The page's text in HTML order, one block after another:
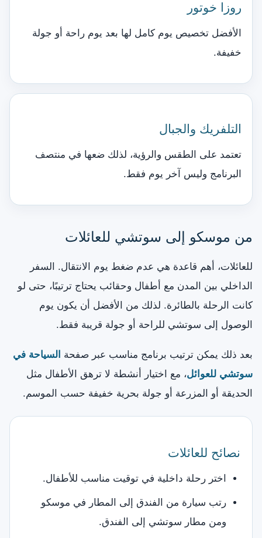
روزا خوتور
الأفضل تخصيص يوم كامل لها بعد يوم راحة أو جولة
خفيفة.
التلفريك والجبال
تعتمد على الطقس والرؤية، لذلك ضعها في منتصف
البرنامج وليس آخر يوم فقط.
من موسكو إلى سوتشي للعائلات
للعائلات، أهم قاعدة هي عدم ضغط يوم الانتقال. السفر
الداخلي بين المدن مع أطفال وحقائب يحتاج ترتيبًا، حتى لو
كانت الرحلة بالطائرة. لذلك من الأفضل أن يكون يوم
الوصول إلى سوتشي للراحة أو جولة قريبة فقط.
بعد ذلك يمكن ترتيب برنامج مناسب عبر صفحة السياحة في
سوتشي للعوائل، مع اختيار أنشطة لا ترهق الأطفال مثل
الحديقة أو المزرعة أو جولة بحرية خفيفة حسب الموسم.
نصائح للعائلات
اختر رحلة داخلية في توقيت مناسب للأطفال.
رتب سيارة من الفندق إلى المطار في موسكو
ومن مطار سوتشي إلى الفندق.